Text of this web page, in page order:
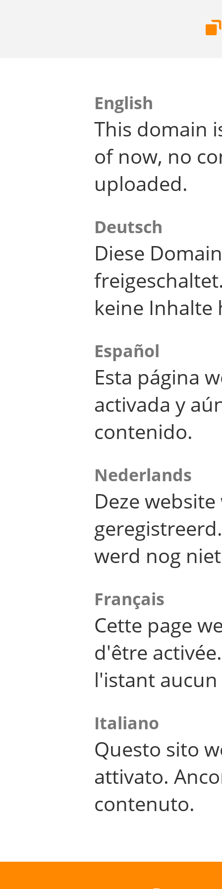
English
This domain
of now, no
uploaded.
Deutsch
Diese
keine Inhalte
Español
Esta página
activada y
contenido.
Nederlands
Deze
werd nog
Français
Cette page
d'être
l'istant
Italiano
Questo sito
attivato.
contenuto.